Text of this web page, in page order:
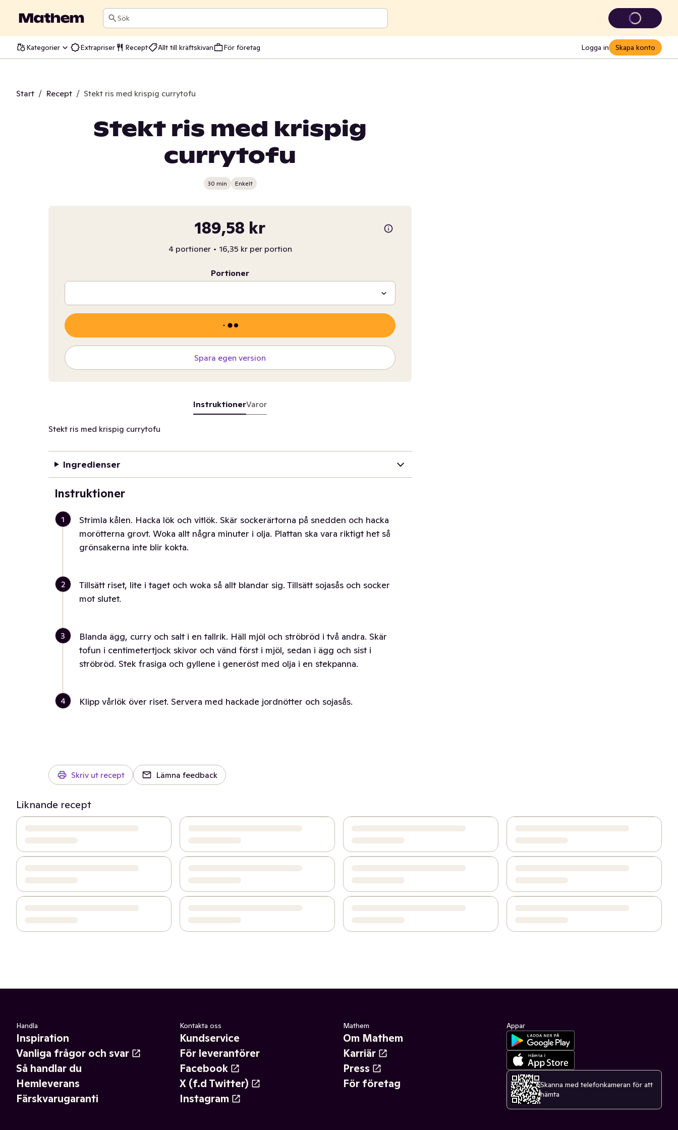
Sök
Kategorier Extrapriser Recept Allt till kräftskivan För företag Logga in Skapa konto
Start / Recept / Stekt ris med krispig currytofu
Stekt ris med krispig
currytofu
30 min Enkelt
189,58 kr
4 portioner • 16,35 kr per portion
Portioner
Spara egen version
InstruktionerVaror
Stekt ris med krispig currytofu
Ingredienser
Instruktioner
1
Strimla kålen. Hacka lök och vitlök. Skär sockerärtorna på snedden och hacka
morötterna grovt. Woka allt några minuter i olja. Plattan ska vara riktigt het så
grönsakerna inte blir kokta.
2
Tillsätt riset, lite i taget och woka så allt blandar sig. Tillsätt sojasås och socker
mot slutet.
3
Blanda ägg, curry och salt i en tallrik. Häll mjöl och ströbröd i två andra. Skär
tofun i centimetertjock skivor och vänd först i mjöl, sedan i ägg och sist i
ströbröd. Stek frasiga och gyllene i generöst med olja i en stekpanna.
4 Klipp vårlök över riset. Servera med hackade jordnötter och sojasås.
Skriv ut recept Lämna feedback
Liknande recept
Handla
Inspiration
Vanliga frågor och svar
Så handlar du
Hemleverans
Färskvarugaranti
Kontakta oss
Kundservice
För leverantörer
Facebook
X (f.d Twitter)
Instagram
Mathem
Om Mathem
Karriär
Press
För företag
Appar
Skanna med telefonkameran för att
hämta